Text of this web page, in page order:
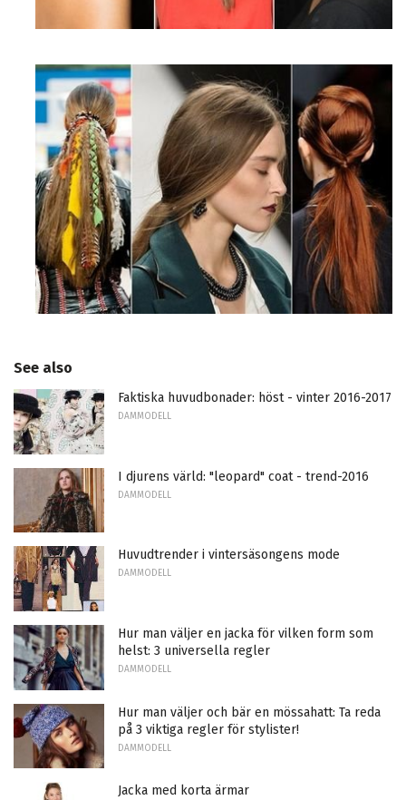
See also
Faktiska huvudbonader: höst - vinter 2016-2017
DAMMODELL
I djurens värld: "leopard" coat - trend-2016
DAMMODELL
Huvudtrender i vintersäsongens mode
DAMMODELL
Hur man väljer en jacka för vilken form som
helst: 3 universella regler
DAMMODELL
Hur man väljer och bär en mössahatt: Ta reda
på 3 viktiga regler för stylister!
DAMMODELL
Jacka med korta ärmar